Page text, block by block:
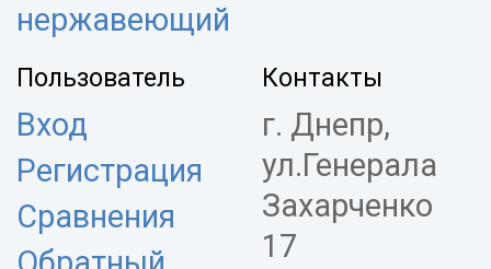
нержавеющий
Пользователь
Вход
Регистрация
Сравнения
Контакты
г. Днепр,
ул.Генерала
Захарченко
17